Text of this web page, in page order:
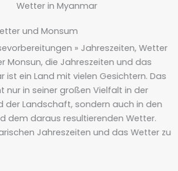
und Monsum
» Jahreszeiten, Wetter
Monsun, die Jahreszeiten und das
ist ein Land mit vielen Gesichtern. Das
nur in seiner großen Vielfalt in der
der Landschaft, sondern auch in den
dem daraus resultierenden Wetter.
Jahreszeiten und das Wetter zu